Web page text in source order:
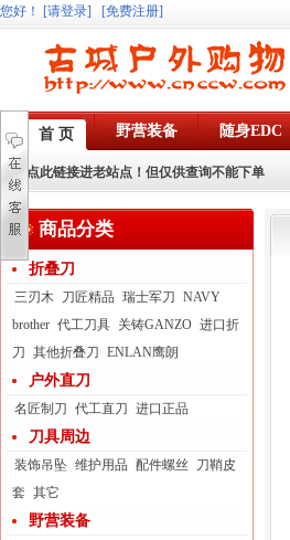
您好 ！ [请登录] [免费注册]
首 页 野营装备 随身EDC
点此链接进老站点！但仅供查询不能下单
商品分类
折叠刀
三刃木 刀匠精品 瑞士军刀 NAVY
brother 代工刀具 关铸GANZO 进口折
刀 其他折叠刀 ENLAN鹰朗
户外直刀
名匠制刀 代工直刀 进口正品
刀具周边
装饰吊坠 维护用品 配件螺丝
刀鞘皮
套 其它
野营装备